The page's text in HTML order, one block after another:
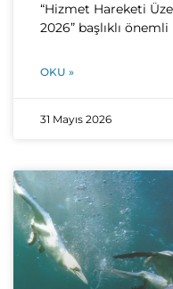
“Hizmet Hareketi
2026” başlıklı önemli
OKU »
31 Mayıs 2026